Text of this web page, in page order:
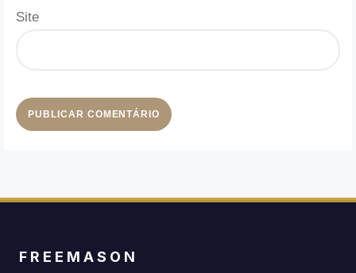
Site
FREEMASON